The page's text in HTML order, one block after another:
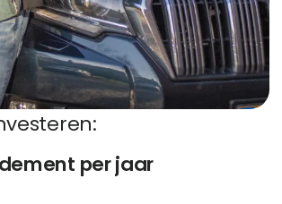
bij de KvK
over vastgoed met overwaarde (als
persoonlijk borg
vesteren:
dement perjaar